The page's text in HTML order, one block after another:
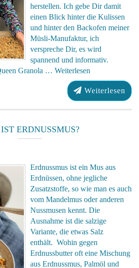
herstellen. Ich gebe Dir damit
einen Blick hinter die Kulissen
und hinter den Backofen meiner
Müsli-Manufaktur, ich
verspreche Dir, es wird
spannend und informativ.
Granola … Weiterlesen
Weiterlesen
ERDNUSSMUS?
Erdnussmus ist ein Mus aus
Erdnüssen, ohne jegliche
Zusatzstoffe, so wie man es auch
vom Mandelmus oder anderen
Nussmusen kennt. Die
Ausnahme ist die salzige
Variante, die etwas Salz
enthält. Wohin gegen
Erdnussbutter oft eine Mischung
aus Erdnussmus, Palmöl und